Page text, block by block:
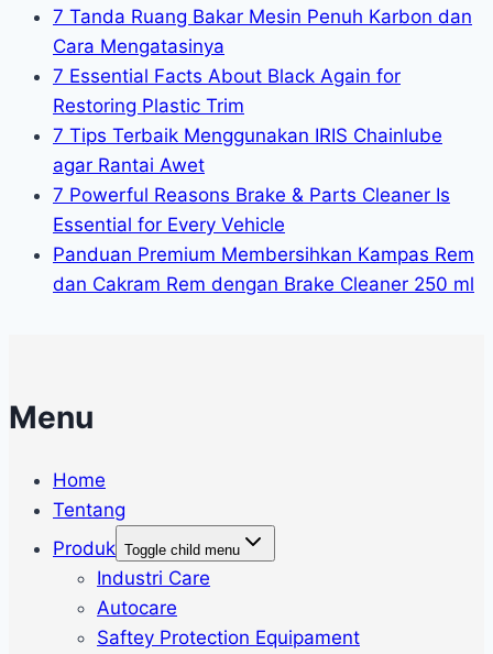
7 Tanda Ruang Bakar Mesin Penuh Karbon dan
Cara Mengatasinya
7 Essential Facts About Black Again for
Restoring Plastic Trim
7 Tips Terbaik Menggunakan IRIS Chainlube
agar Rantai Awet
7 Powerful Reasons Brake & Parts Cleaner Is
Essential for Every Vehicle
Panduan Premium Membersihkan Kampas Rem
dan Cakram Rem dengan Brake Cleaner 250 ml
Menu
Home
Tentang
Produk Toggle child menu
Industri Care
Autocare
Saftey Protection Equipament